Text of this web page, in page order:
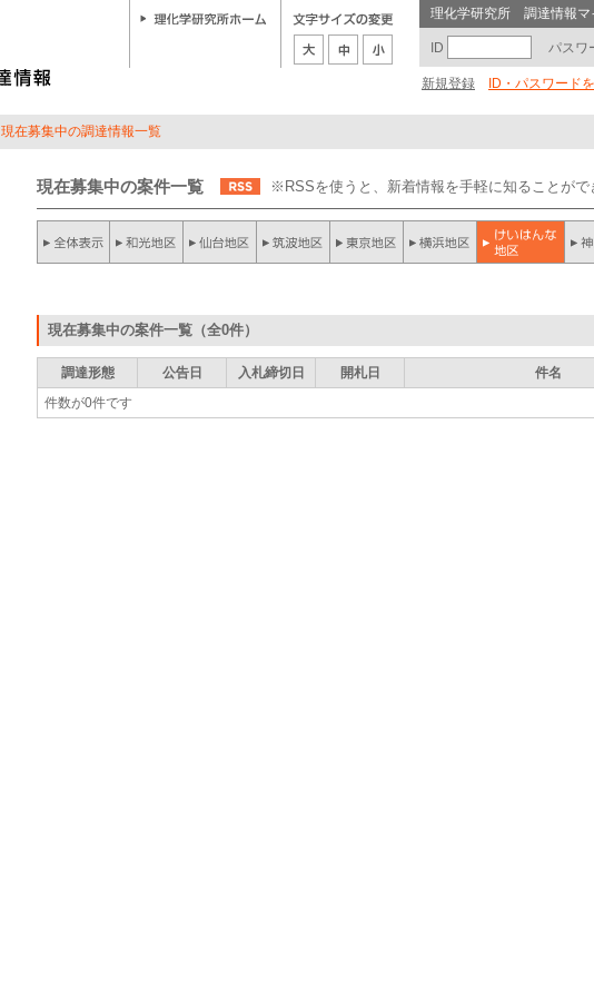
理化学研究所 調達情報マ
ID パスワ
新規登録 ID・パスワード
現在募集中の調達情報一覧
現在募集中の案件一覧 ※RSSを使うと、新着情報を手軽に知ることがで
現在募集中の案件一覧（全0件）
調達形態 公告日 入札締切日 開札日 件名
件数が0件です